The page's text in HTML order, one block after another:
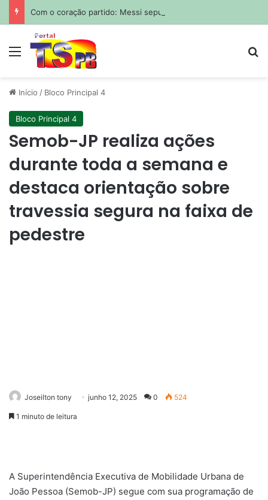
Menu
Início / Bloco Principal 4
Bloco Principal 4
Semob-JP realiza ações
durante toda a semana e
destaca orientação sobre
travessia segura na faixa de
pedestre
Joseilton tony junho 12, 2025 0 524
1 minuto de leitura
A Superintendência Executiva de Mobilidade Urbana de
João Pessoa (Semob-JP) segue com sua programação de